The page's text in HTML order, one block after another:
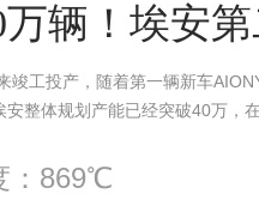
辆！埃安
竣工投产，随着第一辆新车
整体规划产能已经突破40万，
：869℃